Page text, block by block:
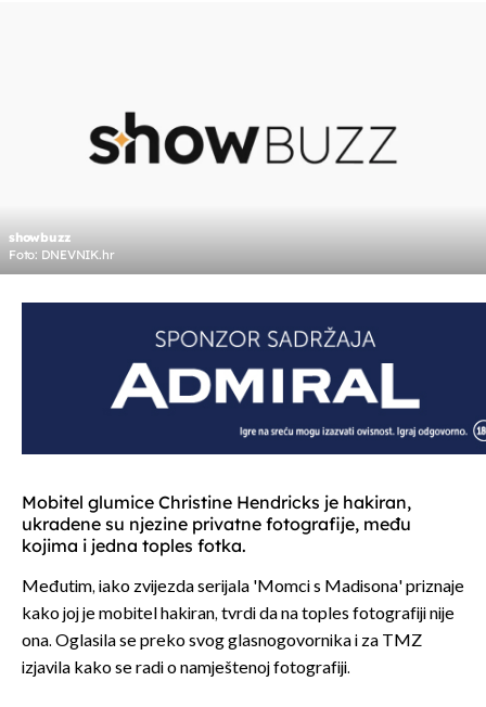
showbuzz
Foto: DNEVNIK.hr
Mobitel glumice Christine Hendricks je hakiran,
ukradene su njezine privatne fotografije, među
kojima i jedna toples fotka.
Međutim, iako zvijezda serijala 'Momci s Madisona' priznaje
kako joj je mobitel hakiran, tvrdi da na toples fotografiji nije
ona. Oglasila se preko svog glasnogovornika i za TMZ
izjavila kako se radi o namještenoj fotografiji.